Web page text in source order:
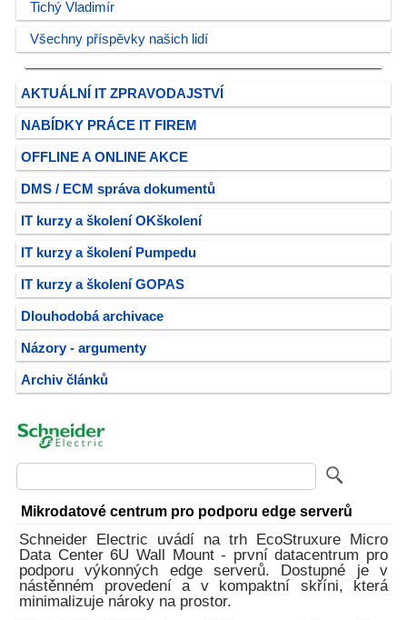
Tichý Vladimír
Všechny příspěvky našich lidí
AKTUÁLNÍ IT ZPRAVODAJSTVÍ
NABÍDKY PRÁCE IT FIREM
OFFLINE A ONLINE AKCE
DMS / ECM správa dokumentů
IT kurzy a školení OKškolení
IT kurzy a školení Pumpedu
IT kurzy a školení GOPAS
Dlouhodobá archivace
Názory - argumenty
Archiv článků
Mikrodatové centrum pro podporu edge serverů
Schneider Electric uvádí na trh EcoStruxure Micro
Data Center 6U Wall Mount - první datacentrum pro
podporu výkonných edge serverů. Dostupné je v
nástěnném provedení a v kompaktní skříni, která
minimalizuje nároky na prostor.